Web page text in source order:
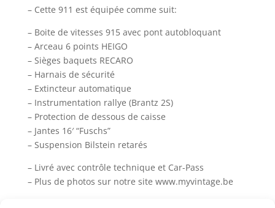
– Cette 911 est équipée comme suit:
– Boite de vitesses 915 avec pont autobloquant
– Arceau 6 points HEIGO
– Sièges baquets RECARO
– Harnais de sécurité
– Extincteur automatique
– Instrumentation rallye (Brantz 2S)
– Protection de dessous de caisse
– Jantes 16′ “Fuschs”
– Suspension Bilstein retarés
– Livré avec contrôle technique et Car-Pass
– Plus de photos sur notre site www.myvintage.be